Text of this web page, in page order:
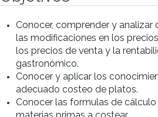
Contenidos
Contenido
Introducción al concepto de costos.